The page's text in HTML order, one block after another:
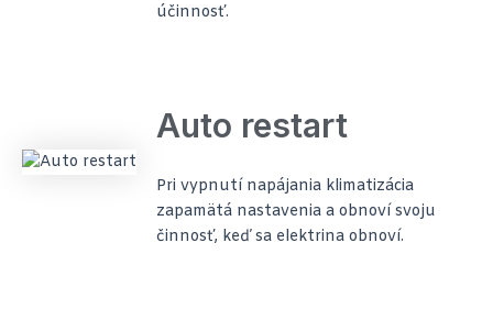
účinnosť.
Auto restart
Pri vypnutí napájania klimatizácia
zapamätá nastavenia a obnoví svoju
činnosť, keď sa elektrina obnoví.